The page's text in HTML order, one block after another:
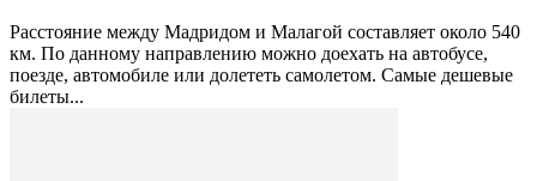
Расстояние между Мадридом и Малагой составляет около 540
км. По данному направлению можно доехать на автобусе,
поезде, автомобиле или долететь самолетом. Самые дешевые
билеты...